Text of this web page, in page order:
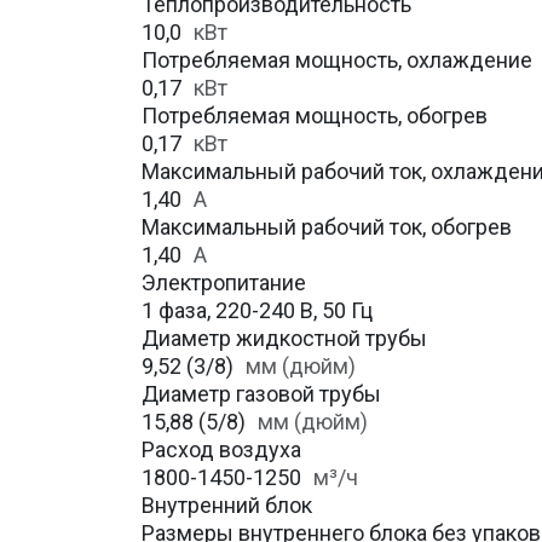
10,0 кВт
Потребляемая мощность, охлаждение
0,17 кВт
Потребляемая мощность, обогрев
0,17 кВт
Максимальный рабочий ток,
1,40 A
Максимальный рабочий ток, обогрев
1,40 А
Электропитание
1 фаза, 220-240 В, 50 Гц
Диаметр жидкостной трубы
9,52 (3/8) мм (дюйм)
Диаметр газовой трубы
15,88 (5/8) мм (дюйм)
Расход воздуха
1800-1450-1250 м³/ч
Внутренний блок
Размеры внутреннего блока без